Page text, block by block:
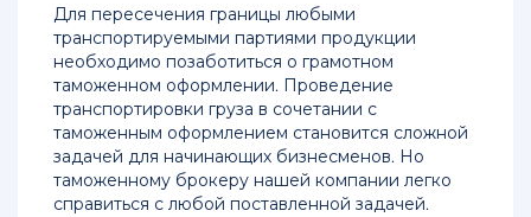
Китая
Контейнерные
перевозки
из
Китая
в
Россию
Для пересечения границы любыми
транспортируемыми партиями продукции
необходимо позаботиться о грамотном
таможенном оформлении. Проведение
транспортировки груза в сочетании с
таможенным оформлением становится сложной
задачей для начинающих бизнесменов. Но
таможенному брокеру нашей компании легко
справиться с любой поставленной задачей.